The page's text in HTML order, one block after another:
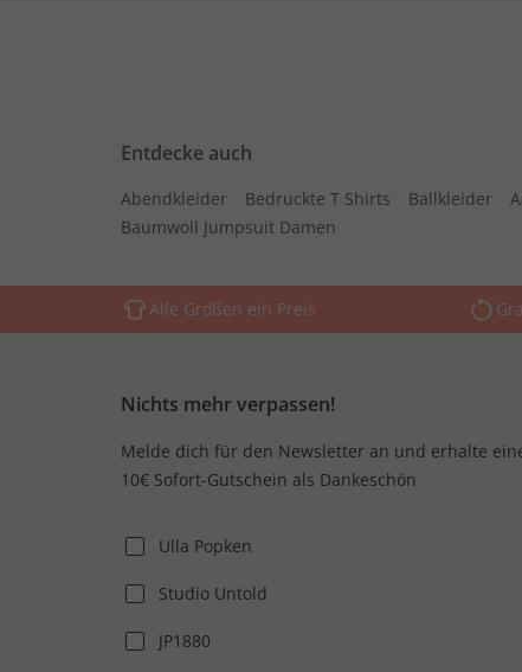
Entdecke auch
Abendkleider Bedruckte T Shirts Ballkleider
Baumwoll Jumpsuit Damen
Alle Größen ein Preis
Nichts mehr verpassen!
Melde dich für den Newsletter an und erhalte
10€ Sofort-Gutschein als Dankeschön
Ulla Popken
Studio Untold
JP1880